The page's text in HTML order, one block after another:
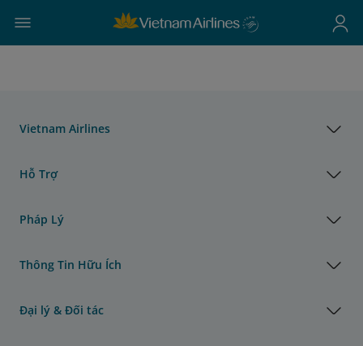
Vietnam Airlines
Hỗ Trợ
Pháp Lý
Thông Tin Hữu Ích
Đại lý & Đối tác